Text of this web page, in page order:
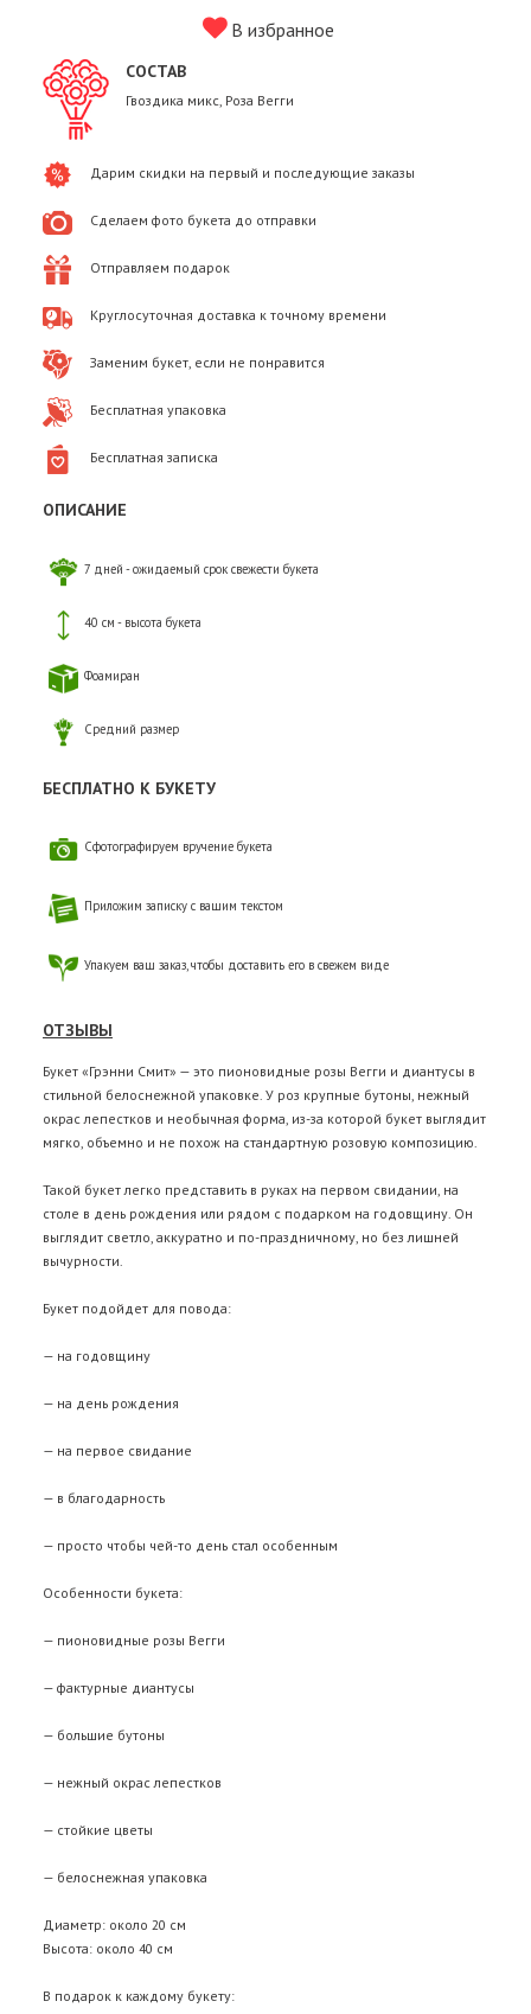
В избранное
СОСТАВ
Гвоздика микс, Роза Вегги
Дарим скидки на первый и последующие заказы
Сделаем фото букета до отправки
Отправляем подарок
Круглосуточная доставка к точному времени
Заменим букет, если не понравится
Бесплатная упаковка
Бесплатная записка
ОПИСАНИЕ
7 дней - ожидаемый срок свежести букета
40 см - высота букета
Фоамиран
Средний размер
БЕСПЛАТНО К БУКЕТУ
Сфотографируем вручение букета
Приложим записку с вашим текстом
Упакуем ваш заказ, чтобы доставить его в свежем виде
ОТЗЫВЫ
Букет «Грэнни Смит» — это пионовидные розы Вегги и диантусы в
стильной белоснежной упаковке. У роз крупные бутоны, нежный
окрас лепестков и необычная форма, из-за которой букет выглядит
мягко, объемно и не похож на стандартную розовую композицию.
Такой букет легко представить в руках на первом свидании, на
столе в день рождения или рядом с подарком на годовщину. Он
выглядит светло, аккуратно и по-праздничному, но без лишней
вычурности.
Букет подойдет для повода:
— на годовщину
— на день рождения
— на первое свидание
— в благодарность
— просто чтобы чей-то день стал особенным
Особенности букета:
— пионовидные розы Вегги
— фактурные диантусы
— большие бутоны
— нежный окрас лепестков
— стойкие цветы
— белоснежная упаковка
Диаметр: около 20 см
Высота: около 40 см
В подарок к каждому букету: